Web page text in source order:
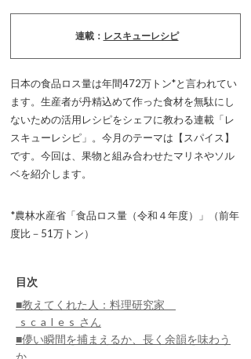
連載： レスキューレシピ
日本の食品ロス量は年間472万トン*と言われてい
ます。生産者が丹精込めて作った食材を無駄にし
ないための活用レシピをシェフに教わる連載「レ
スキューレシピ」。今月のテーマは【スパイス】
です。今回は、果物と組み合わせたマリネやソル
ベを紹介します。
*農林水産省「食品ロス量（令和４年度）」（前年
度比－51万トン）
目次
■教えてくれた人：料理研究家
_s_c_a_l_e_s_さん
■儚い瞬間を捕まえるか、長く余韻を味わう